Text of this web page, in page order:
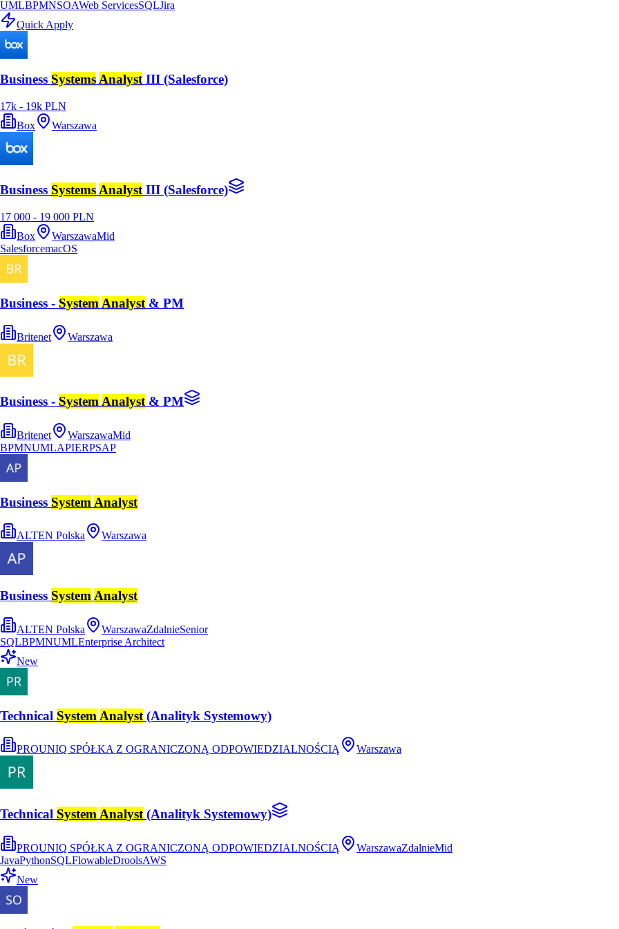
UMLBPMNSOAWeb ServicesSQLJira
Quick Apply
Business Systems Analyst III (Salesforce)
17k - 19k PLN
Box
Warszawa
Business SystemsAnalystIII (Salesforce)
17 000 - 19 000 PLN
Box
WarszawaMid
SalesforcemacOS
Business - System Analyst & PM
Britenet Warszawa
Business - SystemAnalyst& PM
Britenet WarszawaMid
BPMNUMLAPIERPSAP
Business System Analyst
ALTEN Polska Warszawa
Business System Analyst
ALTEN Polska WarszawaZdalnieSenior
SQLBPMNUMLEnterprise Architect
New
Technical System Analyst (Analityk Systemowy)
PROUNIQ SPÓŁKA Z OGRANICZONĄ ODPOWIEDZIALNOŚCIĄ Warszawa
Technical System Analyst (Analityk Systemowy)
PROUNIQ SPÓŁKA Z OGRANICZONĄ ODPOWIEDZIALNOŚCIĄ WarszawaZdalnieMid
JavaPythonSQLFlowableDroolsAWS
New